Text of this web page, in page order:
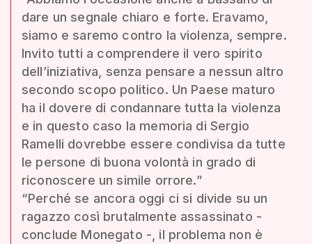
dare un segnale chiaro e forte. Eravamo,
siamo e saremo contro la violenza, sempre.
Invito tutti a comprendere il vero spirito
dell’iniziativa, senza pensare a nessun altro
secondo scopo politico. Un Paese maturo
ha il dovere di condannare tutta la violenza
e in questo caso la memoria di Sergio
Ramelli dovrebbe essere condivisa da tutte
le persone di buona volontà in grado di
riconoscere un simile orrore.”
“Perché se ancora oggi ci si divide su un
ragazzo così brutalmente assassinato -
conclude Monegato -, il problema non è